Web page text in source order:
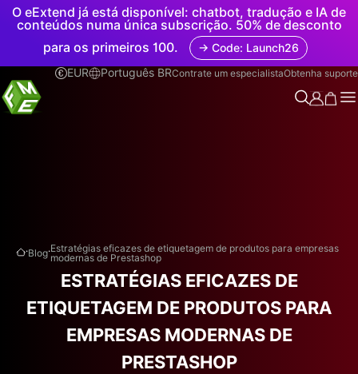
O eExtend já está disponível: chatbot, tradução e IA de
conteúdos numa única subscrição. 50% de desconto
para os primeiros 100.
→ Code: Launch26
EUR
Português BRContrate um especialistaObtenha suporte
.Blog.Estratégias eficazes de etiquetagem de produtos para empresas
modernas de Prestashop
ESTRATÉGIAS EFICAZES DE
ETIQUETAGEM DE PRODUTOS PARA
EMPRESAS MODERNAS DE
PRESTASHOP